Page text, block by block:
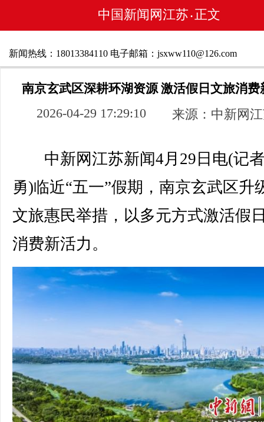
中国新闻网江苏 • 正文
新闻热线：18013384110 电子邮箱：jsxww110@126.com
南京玄武区深耕环湖资源 激活假日文旅消费
2026-04-29 17:29:10 来源：中新网
中新网江苏新闻4月29日电(记
勇)临近“五一”假期，南京玄武区升
文旅惠民举措，以多元方式激活假
消费新活力。